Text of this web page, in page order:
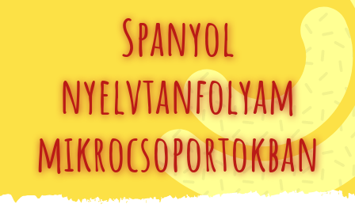
Spanyol
nyelvtanfolyam
mikrocsoportokban